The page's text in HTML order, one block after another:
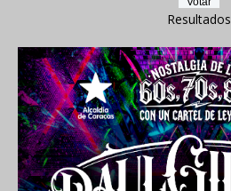
Resultados